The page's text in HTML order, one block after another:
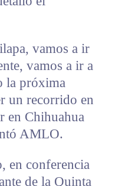
vamos a ir
vamos a ir a
la próxima
un recorrido en
en Chihuahua
AMLO.
en conferencia
de la Quinta